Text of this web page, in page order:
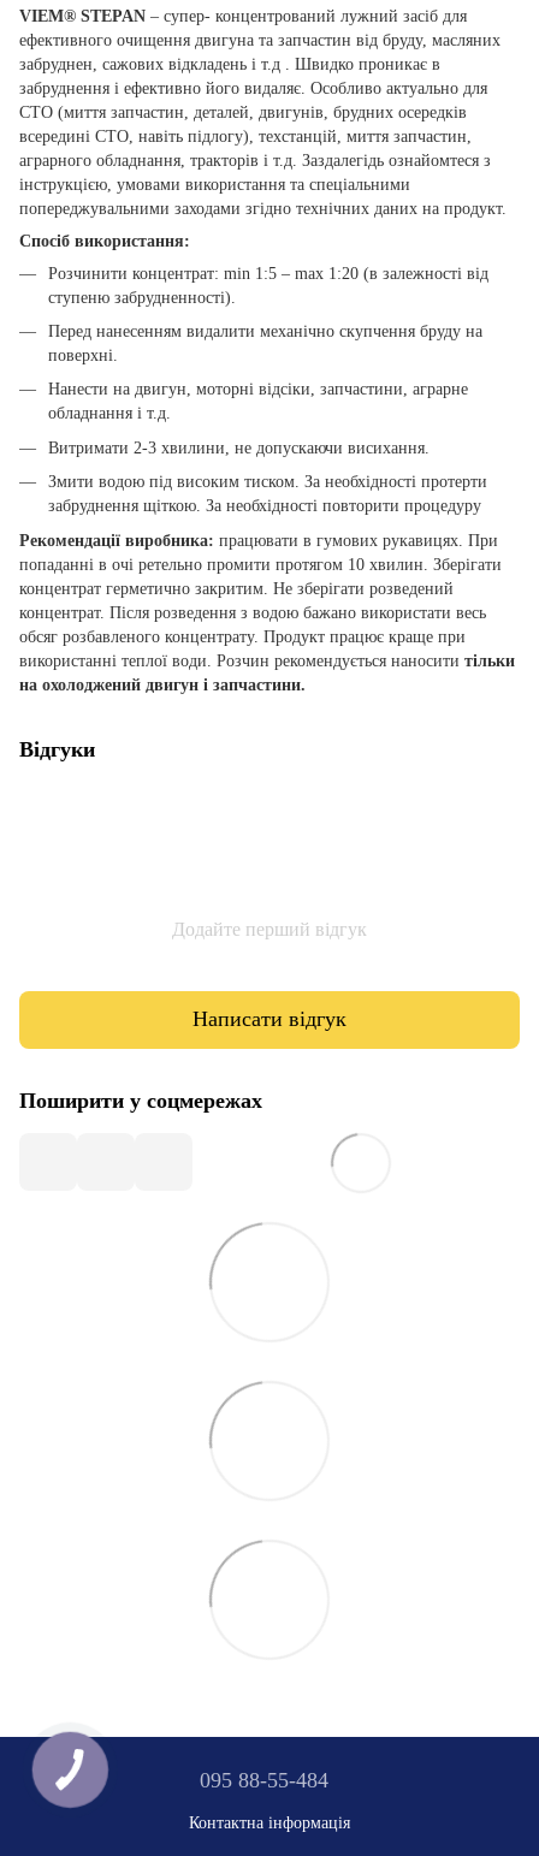
VIEM® STEPAN – супер- концентрований лужний засіб для
ефективного очищення двигуна та запчастин від бруду, масляних
забруднен, сажових відкладень і т.д . Швидко проникає в
забруднення і ефективно його видаляє. Особливо актуально для
СТО (миття запчастин, деталей, двигунів, брудних осередків
всередині СТО, навіть підлогу), техстанцій, миття запчастин,
аграрного обладнання, тракторів і т.д. Заздалегідь ознайомтеся з
інструкцією, умовами використання та спеціальними
попереджувальними заходами згідно технічних даних на продукт.
Спосіб використання:
Розчинити концентрат: min 1:5 – max 1:20 (в залежності від
ступеню забрудненності).
Перед нанесенням видалити механічно скупчення бруду на
поверхні.
Нанести на двигун, моторні відсіки, запчастини, аграрне
обладнання і т.д.
Витримати 2-3 хвилини, не допускаючи висихання.
Змити водою під високим тиском. За необхідності протерти
забруднення щіткою. За необхідності повторити процедуру
Рекомендації виробника: працювати в гумових рукавицях. При
попаданні в очі ретельно промити протягом 10 хвилин. Зберігати
концентрат герметично закритим. Не зберігати розведений
концентрат. Після розведення з водою бажано використати весь
обсяг розбавленого концентрату. Продукт працює краще при
використанні теплої води. Розчин рекомендується наносити тільки
на охолоджений двигун і запчастини.
Відгуки
Додайте перший відгук
Написати відгук
Поширити у соцмережах
095 88-55-484
Контактна інформація